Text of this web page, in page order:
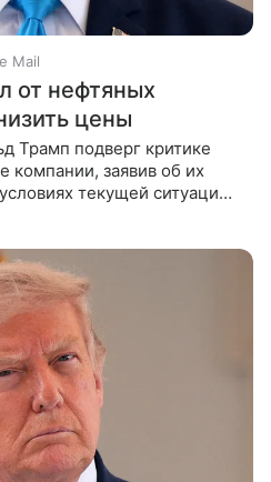
Mail
от нефтяных
цены
Трамп подверг критике
компании, заявив об их
текущей ситуации